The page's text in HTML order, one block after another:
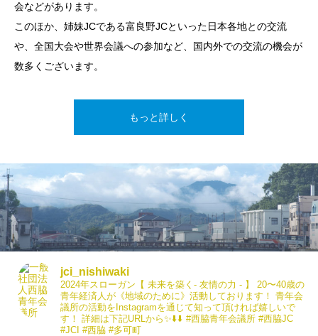
会などがあります。
このほか、姉妹JCである富良野JCといった日本各地との交流
や、全国大会や世界会議への参加など、国内外での交流の機会が
数多くございます。
もっと詳しく
動分野は幅広く、ＯＢも含め各界で社会に貢献しています。​
jci_nishiwaki
2024年スローガン【 未来を築く- 友情の力 - 】
20〜40歳の
青年経済人が《地域のために》活動しております！ 青年会
議所の活動をInstagramを通じて知って頂ければ嬉しいで
す！ 詳細は下記URLから✨⬇️⬇️ #西脇青年会議所 #西脇JC
#JCI #西脇 #多可町